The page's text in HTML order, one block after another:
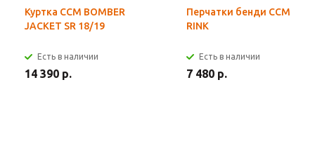
Куртка CCM BOMBER
JACKET SR 18/19
Есть в наличии
14 390 р.
Перчатки бенди CCM
RINK
Есть в наличии
7 480 р.